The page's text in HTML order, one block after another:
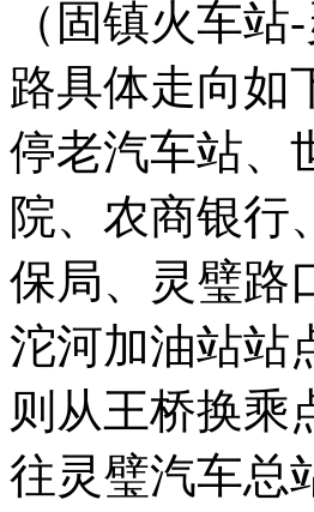
（固镇火车站-
路具体走向如
停老汽车站、
院、农商银行
保局、灵璧路
沱河加油站站
则从王桥换乘
往灵璧汽车总